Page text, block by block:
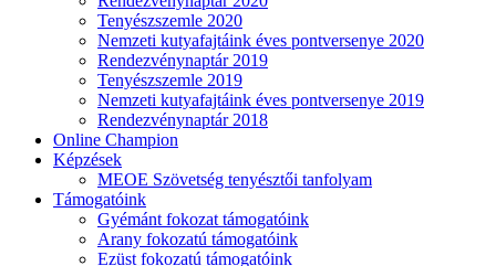
Tenyészszemle 2020
Nemzeti kutyafajtáink éves pontversenye 2020
Rendezvénynaptár 2019
Tenyészszemle 2019
Nemzeti kutyafajtáink éves pontversenye 2019
Rendezvénynaptár 2018
Online Champion
Képzések
MEOE Szövetség tenyésztői tanfolyam
Támogatóink
Gyémánt fokozat támogatóink
Arany fokozatú támogatóink
Ezüst fokozatú támogatóink